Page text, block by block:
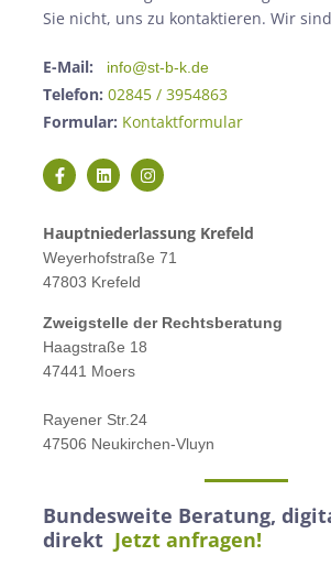
Sie nicht, uns zu kontaktieren. Wir
E-Mail: info@st-b-k.de
Telefon: 02845 / 3954863
Formular: Kontaktformular
Hauptniederlassung Krefeld
Weyerhofstraße 71
47803 Krefeld
Zweigstelle der Rechtsberatung
Haagstraße 18
47441 Moers
Rayener Str.24
47506 Neukirchen-Vluyn
Bundesweite Beratung,
direkt Jetzt anfragen!